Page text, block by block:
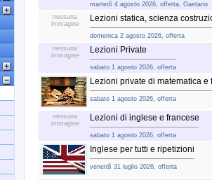
martedì 4 agosto 2026, offerta, Gaetano
nessuna
immagine
Lezioni statica, scienza
domenica 2 agosto 2026, offerta
nessuna
immagine
Lezioni Private
sabato 1 agosto 2026, offerta
Lezioni private di matematica e
sabato 1 agosto 2026, offerta
nessuna
immagine
Lezioni di inglese e francese
sabato 1 agosto 2026, offerta
Inglese per tutti e ripetizioni
venerdì 31 luglio 2026, offerta